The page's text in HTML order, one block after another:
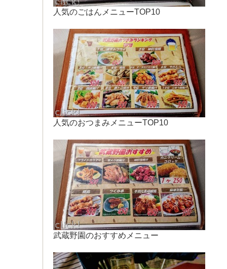
人気のごはんメニューTOP10
人気のおつまみメニューTOP10
武蔵野園のおすすめメニュー